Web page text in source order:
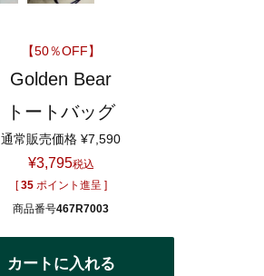
【50％OFF】
Golden Bear
トートバッグ
通常販売価格 ¥7,590
¥3,795税込
[ 35 ポイント進呈 ]
商品番号467R7003
カートに入れる